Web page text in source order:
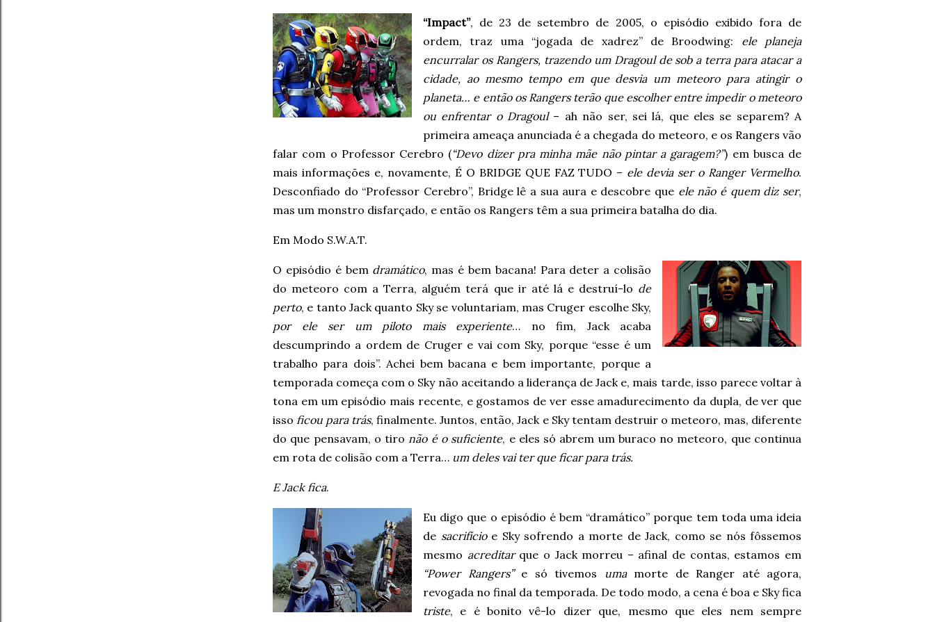
“Impact”, de 23 de setembro de 2005, o episódio exibido fora de
ordem, traz uma “jogada de xadrez” de Broodwing: ele planeja
encurralar os Rangers, trazendo um Dragoul de sob a terra para atacar a
cidade, ao mesmo tempo em que desvia um meteoro para atingir o
planeta… e então os Rangers terão que escolher entre impedir o meteoro
ou enfrentar o Dragoul– ah não ser, sei lá, que eles se separem? A
primeira ameaça anunciada é a chegada do meteoro, e os Rangers vão
falar com o Professor Cerebro (“Devo dizer pra minha mãe não pintar a garagem?”) em busca de
mais informações e, novamente, É O BRIDGE QUE FAZ TUDO – ele devia ser o Ranger Vermelho.
Desconfiado do “Professor Cerebro”, Bridge lê a sua aura e descobre que ele não é quem diz ser,
mas um monstro disfarçado, e então os Rangers têm a sua primeira batalha do dia.
Em Modo S.W.A.T.
O episódio é bem dramático, mas é bem bacana! Para deter a colisão
do meteoro com a Terra, alguém terá que ir até lá e destruí-lo de
perto, e tanto Jack quanto Sky se voluntariam, mas Cruger escolhe Sky,
por ele ser um piloto mais experiente… no fim, Jack acaba
descumprindo a ordem de Cruger e vai com Sky, porque “esse é um
trabalho para dois”. Achei bem bacana e bem importante, porque a
temporada começa com o Sky não aceitando a liderança de Jack e, mais tarde, isso parece voltar à
tona em um episódio mais recente, e gostamos de ver esse amadurecimento da dupla, de ver que
isso ficou para trás, finalmente. Juntos, então, Jack e Sky tentam destruir o meteoro, mas, diferente
do que pensavam, o tironão é o suficiente, e eles só abrem um buraco no meteoro, que continua
em rota de colisão com a Terra… um deles vai ter que ficar para trás.
E Jack fica.
Eu digo que o episódio é bem “dramático” porque tem toda uma ideia
de sacrifícioe Sky sofrendo a morte de Jack, como se nós fôssemos
mesmo acreditarque o Jack morreu – afinal de contas, estamos em
“Power Rangers”e só tivemos umamorte de Ranger até agora,
revogada no final da temporada. De todo modo, a cena é boa e Sky fica
triste, e é bonito vê-lo dizer que, mesmo que eles nem sempre